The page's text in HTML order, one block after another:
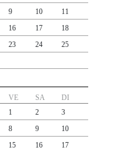
9 10
11
16 17
18
23 24
25
VE SA
DI
1 2
3
8 9
10
15 16
17